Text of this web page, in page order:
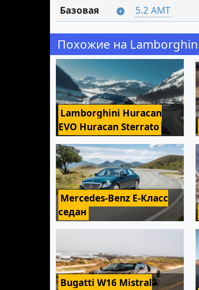
Базовая
5.2 AMT
Похожие на
Lamborghini Huracan
EVO Huracan Sterrato
Mercedes-Benz E-Класс
седан
Bugatti W16 Mistral